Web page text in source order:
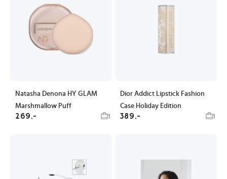
Natasha Denona HY GLAM
Marshmallow Puff
269,- 1
Dior Addict Lipstick Fashion
Case Holiday Edition
389,- 1